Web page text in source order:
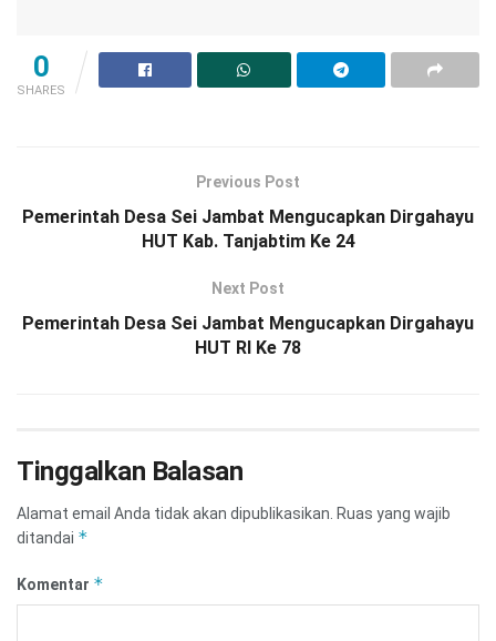
0
SHARES
Previous Post
Pemerintah Desa Sei Jambat Mengucapkan Dirgahayu
HUT Kab. Tanjabtim Ke 24
Next Post
Pemerintah Desa Sei Jambat Mengucapkan Dirgahayu
HUT RI Ke 78
Tinggalkan Balasan
Alamat email Anda tidak akan dipublikasikan. Ruas yang wajib
ditandai *
Komentar *